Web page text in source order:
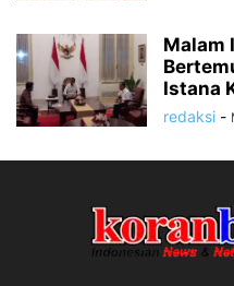
Malam
Istana
redaksi -